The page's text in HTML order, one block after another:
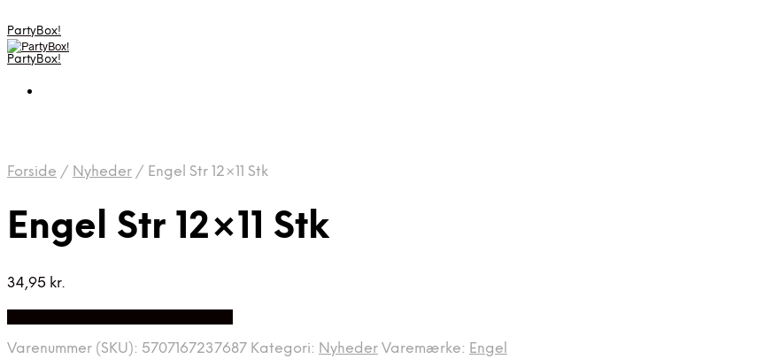
PartyBox!
PartyBox!
Forside / Nyheder / Engel Str 12×11 Stk
Engel Str 12×11 Stk
34,95 kr.
Varenummer (SKU): 5707167237687 Kategori: Nyheder Varemærke: Engel